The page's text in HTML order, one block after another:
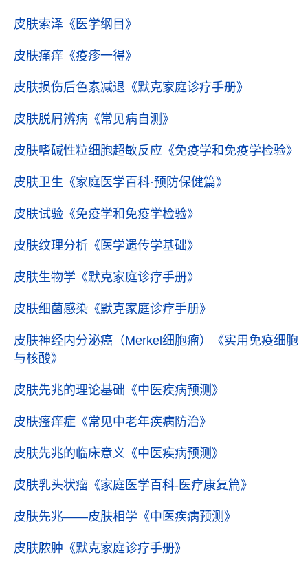
皮肤索泽 《医学纲目》
皮肤痛痒 《疫疹一得》
皮肤损伤后色素减退 《默克家庭诊疗手册》
皮肤脱屑辨病 《常见病自测》
皮肤嗜碱性粒细胞超敏反应 《免疫学和免疫学检验》
皮肤卫生 《家庭医学百科·预防保健篇》
皮肤试验 《免疫学和免疫学检验》
皮肤纹理分析 《医学遗传学基础》
皮肤生物学 《默克家庭诊疗手册》
皮肤细菌感染 《默克家庭诊疗手册》
皮肤神经内分泌癌（Merkel细胞瘤）
《实用免疫细胞
与核酸》
皮肤先兆的理论基础 《中医疾病预测》
皮肤瘙痒症 《常见中老年疾病防治》
皮肤先兆的临床意义 《中医疾病预测》
皮肤乳头状瘤 《家庭医学百科-医疗康复篇》
皮肤先兆——皮肤相学 《中医疾病预测》
皮肤脓肿 《默克家庭诊疗手册》